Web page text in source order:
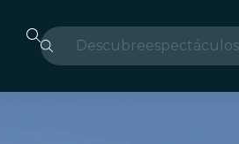
Descubre